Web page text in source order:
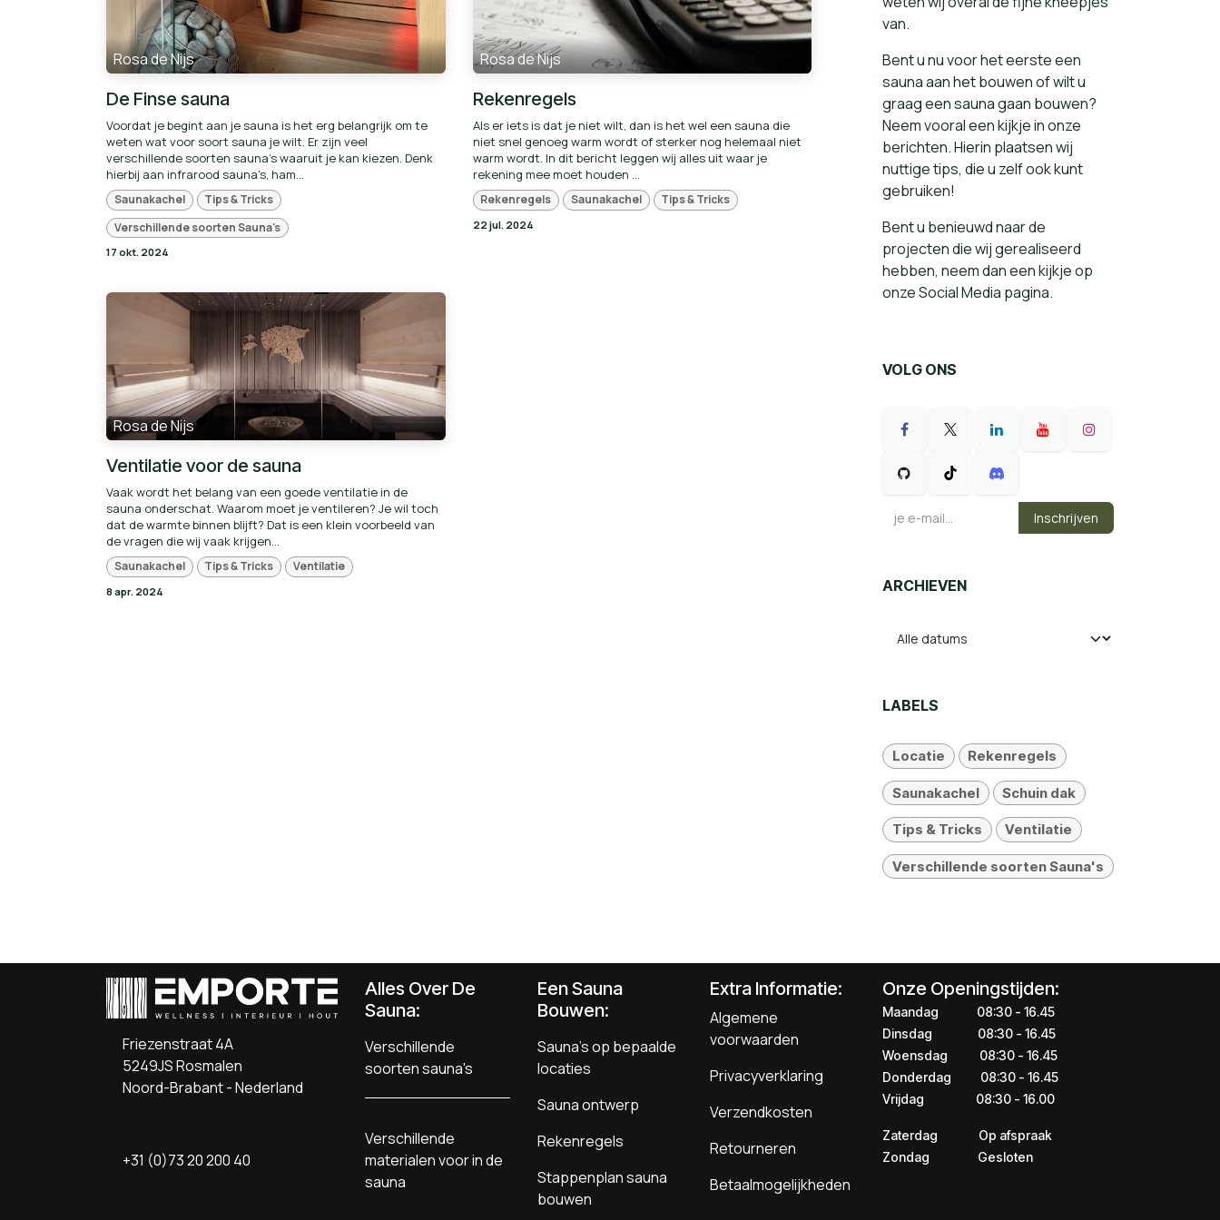
Rosa de Nijs
De Finse sauna
Voordat je begint aan je sauna is het erg belangrijk om te
weten wat voor soort sauna je wilt. Er zijn veel
verschillende soorten sauna's waaruit je kan kiezen. Denk
hierbij aan infrarood sauna's, ham...
Saunakachel
Tips & Tricks
Verschillende soorten Sauna's
17 okt. 2024
Rosa de Nijs
Rekenregels
Als er iets is dat je niet wilt, dan is het wel een sauna die
niet snel genoeg warm wordt of sterker nog helemaal niet
warm wordt. In dit bericht leggen wij alles uit waar je
rekening mee moet houden ...
Rekenregels Saunakachel Tips & Tricks
22 jul. 2024
Rosa de Nijs
Ventilatie voor de sauna
Vaak wordt het belang van een goede ventilatie in de
sauna onderschat. Waarom moet je ventileren? Je wil toch
dat de warmte binnen blijft? Dat is een klein voorbeeld van
de vragen die wij vaak krijgen...
Saunakachel Tips & Tricks Ventilatie
8 apr. 2024
van.
Bent u nu voor het eerste een
sauna aan het bouwen of wilt u
graag een sauna gaan bouwen?
Neem vooral een kijkje in onze
berichten. Hierin plaatsen wij
nuttige tips, die u zelf ook kunt
gebruiken!
Bent u benieuwd naar de
projecten die wij gerealiseerd
hebben, neem dan een kijkje op
onze Social Media pagina.
VOLG ONS
Inschrijven
ARCHIEVEN
LABELS
Locatie Rekenregels
Saunakachel Schuin dak
Tips & Tricks Ventilatie
Verschillende soorten Sauna's
Friezenstraat 4A
5249JS Rosmalen
Noord-Brabant - Nederland
+31 (0)73 20 200 40
Alles Over De
Sauna:
Verschillende
soorten sauna's
Verschillende
materialen voor in de
sauna
Een Sauna
Bouwen:
Sauna's op bepaalde
locaties
Sauna ontwerp
Rekenregels
Stappenplan sauna
bouwen
Extra Informatie:
Algemene
voorwaarden
Privacyverklaring
Verzendkosten
Retourneren
Betaalmogelijkheden
Onze Openingstijden:
Maandag
​​​08:30 - 16.45​
Dinsdag
​​​​08:30 - 16.45
Woensdag
​08:30 - 16.45
Donderdag
​​​​​08:30 - 16.45
Vrijdag
​​​​​08:30 - 16.00
Zaterdag
​​Op afspraak
Zondag
​​Gesloten